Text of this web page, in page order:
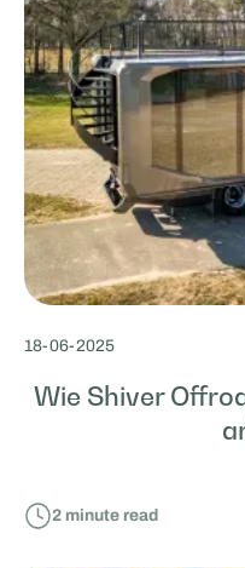
18-06-2025
Wie Shiver
2 minute read